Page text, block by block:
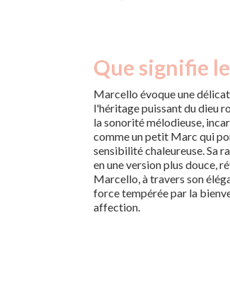
Que signifie
Marcello évoque une
l'héritage puissant du dieu
la sonorité mélodieuse,
comme un petit Marc qui
sensibilité chaleureuse. Sa
en une version plus douce,
Marcello, à travers son
force tempérée par la
affection.